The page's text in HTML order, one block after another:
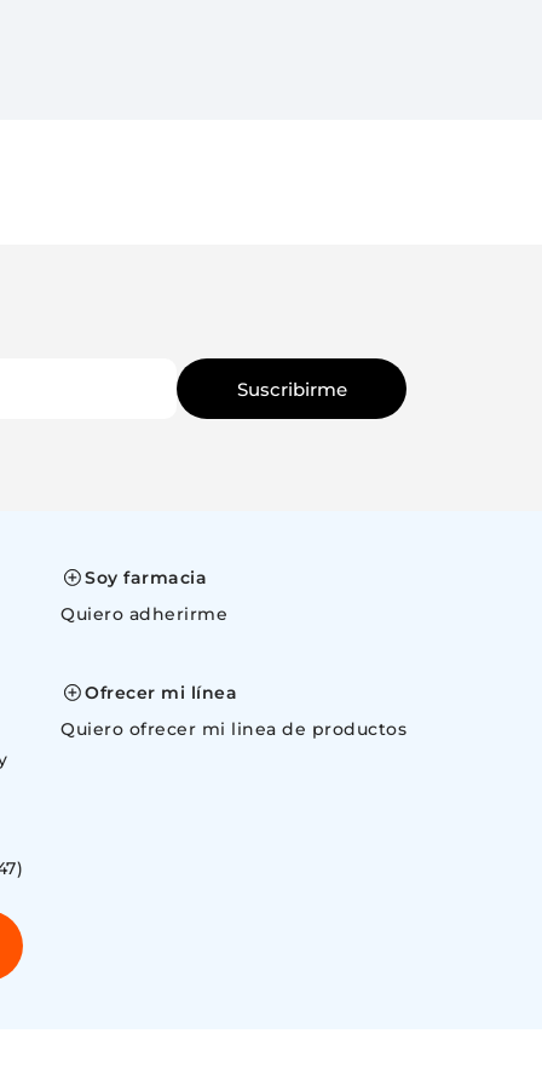
Suscribirme
Soy farmacia
Quiero adherirme
Ofrecer mi línea
Quiero ofrecer mi linea de productos